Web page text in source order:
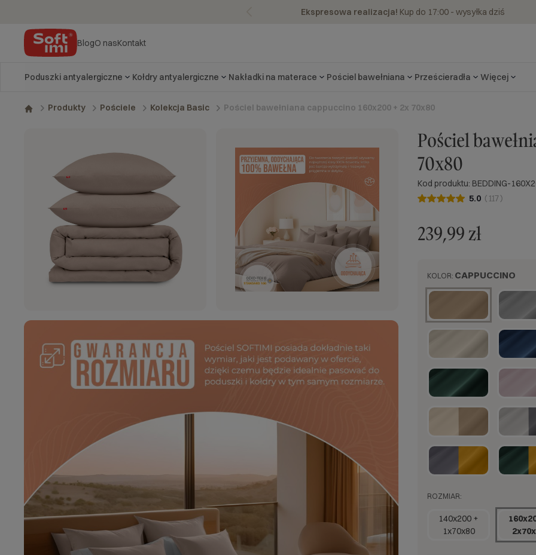
Ekspresowa realizacja! Kup do 17:00 - wysyłka dziś
BlogO nasKontakt
Poduszki antyalergiczne Kołdry antyalergiczne Nakładki na materace Pościel bawełniana Prześcieradła Więcej
Produkty Pościele Kolekcja Basic Pościel bawełniana cappuccino 160x200 + 2x 70x80
Pościel
70x80
Kod produktu: BEDDING-
5.0 ( 117 )
239,99 zł
KOLOR: CAPPUCCINO
ROZMIAR:
140x200 +
1x70x80